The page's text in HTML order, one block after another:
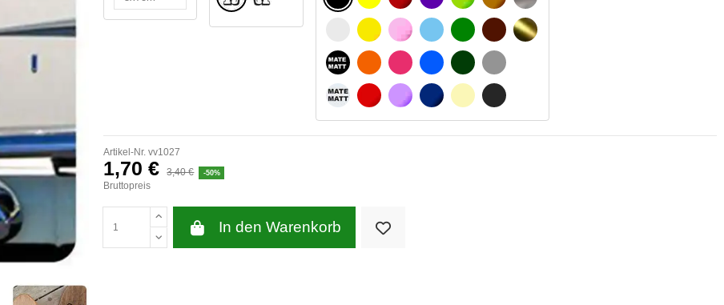
WEIß
MATTSCHWARZ
MATTWEIß
GELBES SIGNAL
ORANGE
ROT
ROSE
FUCHSIA
LILA
HELLBLAU
BLAU
DUNKELBLAU
GRÜN
DUNKELGRÜN
BEIGE
DUNKELBRAUN
HELLGRAU
DUNKELGRAU
GOLD
Artikel-Nr. vv1027
1,70 € 3,40 € -50%
Bruttopreis
In den Warenkorb